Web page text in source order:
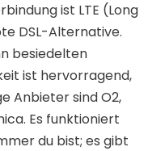
ist LTE (Long
DSL-Alternative.
besiedelten
ist hervorragend,
Anbieter sind O2,
Es funktioniert
du bist; es gibt